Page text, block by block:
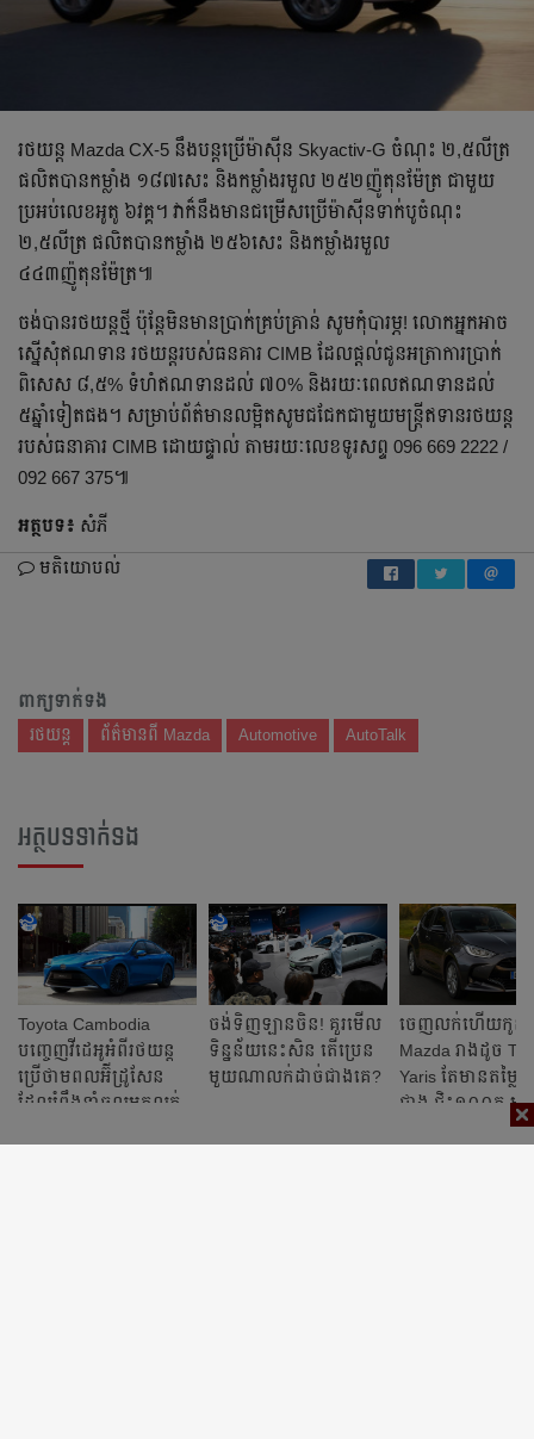
រថយន្ត Mazda CX-5 នឹងបន្តប្រើម៉ាស៊ីន Skyactiv-G ចំណុះ ២,៥លីត្រ
ផលិតបានកម្លាំង ១៨៧សេះ និងកម្លាំងរមួល ២៥២ញ៉ូតុនម៉ែត្រ ជាមួយ
ប្រអប់លេខអូតូ ៦វគ្គ។ វាក៏នឹងមានជម្រើសប្រើម៉ាស៊ីនទាក់បូចំណុះ
២,៥លីត្រ ផលិតបានកម្លាំង ២៥៦សេះ និងកម្លាំងរមួល
៤៤៣ញ៉ូតុនម៉ែត្រ៕
ចង់បានរថយន្តថ្មី ប៉ុន្តែមិនមានប្រាក់គ្រប់គ្រាន់ សូមកុំបារម្ភ! លោកអ្នកអាច
ស្នើសុំឥណទាន រថយន្តរបស់ធនគារ CIMB ដែលផ្តល់ជូនអត្រាការប្រាក់
ពិសេស ៨,៥% ទំហំឥណទានដល់ ៧០% និងរយៈពេលឥណទានដល់
៥ឆ្នាំទៀតផង។ សម្រាប់ព័ត៌មានលម្អិតសូមជជែកជាមួយមន្ត្រីឥទានរថយន្ត
របស់ធនាគារ CIMB ដោយផ្ទាល់ តាមរយៈលេខទូរសព្ទ 096 669 2222 /
092 667 375៕
អត្ថបទ៖ សំភី
មតិយោបល់
ពាក្យទាក់ទង
រថយន្ត ព័ត៌មានពី Mazda Automotive AutoTalk
អត្ថបទទាក់ទង
Toyota Cambodia
បញ្ចេញ​វីដេអូអំពីរថយន្ត
ប្រើថាមពលអ៊ីដ្រូសែន
ដែលរំពឹងនាំចូលមកលក់
ចង់ទិញឡានចិន! គួរមើល
ទិន្នន័យនេះសិន តើប្រេន
មួយណាលក់ដាច់ជាងគេ?
ចេញ​លក់​ហើយ​កូន​
Mazda រាងដូច
Yaris តែ​មាន​តម្លៃធូរ
ជាង ជិះ១០០គ.ម